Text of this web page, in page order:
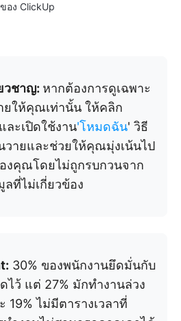
ของ ClickUp
วชาญ: หากต้องการดูเฉพาะ
ยให้คุณเท่านั้น ให้คลิก
ะเปิดใช้งาน'โหมดฉัน' วิธี
วายและช่วยให้คุณมุ่งเน้นไป
งคุณโดยไม่ถูกรบกวนจาก
ที่ไม่เกี่ยวข้อง
30% ของพนักงานยึดมั่นกับ
ไว้ แต่ 27% มักทำงานล่วง
19% ไม่มีตารางเวลาที่